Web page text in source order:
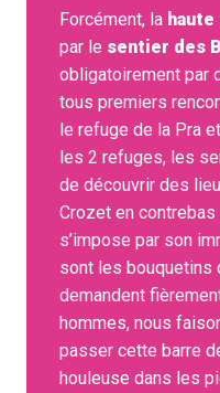
Forcément, la
par le sentier des
obligatoirement par
tous premiers
le refuge de la Pra
les 2 refuges, les
de découvrir des
Crozet en
s’impose par son
sont les bouquetins
demandent
hommes, nous
passer cette barre
houleuse dans les